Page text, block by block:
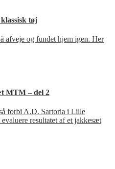
tøj
afveje og fundet hjem igen. Her
MTM – del 2
forbi A.D. Sartoria i Lille
resultatet af et jakkesæt